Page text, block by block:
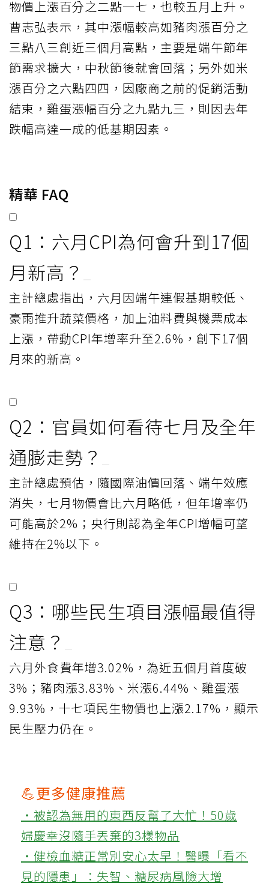
物價上漲百分之二點一七，也較五月上升。
曹志弘表示，其中漲幅較高如豬肉漲百分之
三點八三創近三個月高點，主要是端午節年
節需求擴大，中秋節後就會回落；另外如米
漲百分之六點四四，因廠商之前的促銷活動
結束，雞蛋漲幅百分之九點九三，則因去年
跌幅高達一成的低基期因素。
精華 FAQ
Q1：六月CPI為何會升到17個
月新高？
主計總處指出，六月因端午連假基期較低、
豪雨推升蔬菜價格，加上油料費與機票成本
上漲，帶動CPI年增率升至2.6%，創下17個
月來的新高。
Q2：官員如何看待七月及全年
通膨走勢？
主計總處預估，隨國際油價回落、端午效應
消失，七月物價會比六月略低，但年增率仍
可能高於2%；央行則認為全年CPI增幅可望
維持在2%以下。
Q3：哪些民生項目漲幅最值得
注意？
六月外食費年增3.02%，為近五個月首度破
3%；豬肉漲3.83%、米漲6.44%、雞蛋漲
9.93%，十七項民生物價也上漲2.17%，顯示
民生壓力仍在。
💪更多健康推薦
‧被認為無用的東西反幫了大忙！50歲
婦慶幸沒隨手丟棄的3樣物品
‧健檢血糖正常別安心太早！醫曝「看不
見的隱患」：失智、糖尿病風險大增